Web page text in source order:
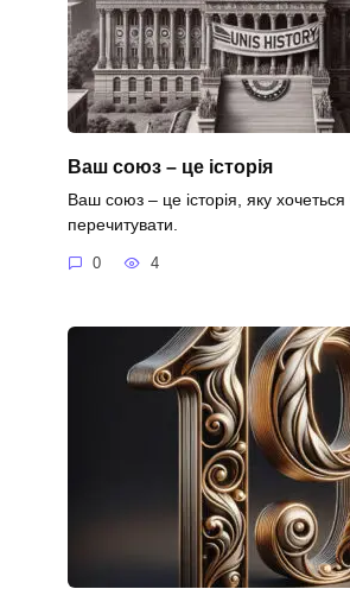
Ваш союз – це історія
Ваш союз – це історія, яку хочеться
перечитувати.
0 4